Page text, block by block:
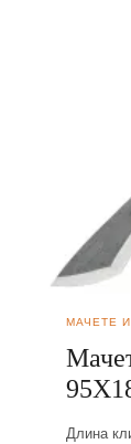
МАЧЕТЕ
Длина